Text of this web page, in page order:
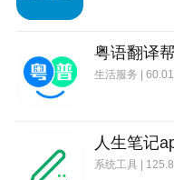
生活服务 |
系统工具 |